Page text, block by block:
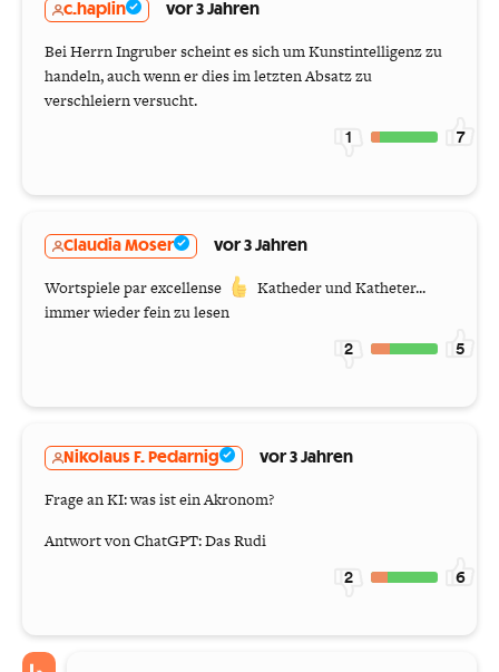
c.haplin vor 3 Jahren
Bei Herrn Ingruber scheint es sich um Kunstintelligenz zu
handeln, auch wenn er dies im letzten Absatz zu
verschleiern versucht.
1 7
Claudia Moser vor 3 Jahren
Wortspiele par excellense
Katheder und Katheter...
immer wieder fein zu lesen
2 5
Nikolaus F. Pedarnig vor 3 Jahren
Frage an KI: was ist ein Akronom?
Antwort von ChatGPT: Das Rudi
2 6